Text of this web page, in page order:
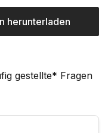
herunterladen
gestellte* Fragen